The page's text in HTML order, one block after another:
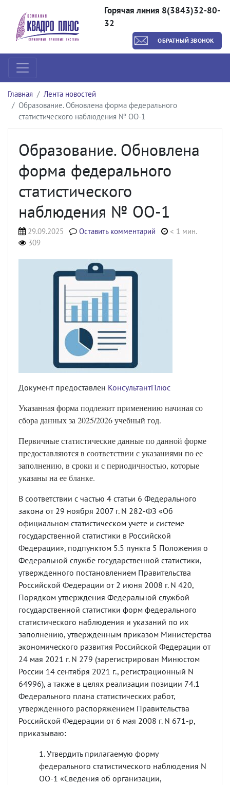
Горячая линия 8(3843)32-80-
32
ОБРАТНЫЙ ЗВОНОК
Главная
Лента новостей
Образование. Обновлена форма федерального
статистического наблюдения № ОО-1
Образование. Обновлена
форма федерального
статистического
наблюдения № ОО-1
29.09.2025 Оставить комментарий
< 1 мин.
309
Документ предоставлен КонсультантПлюс
Указанная форма подлежит применению начиная со
сбора данных за 2025/2026 учебный год.
Первичные статистические данные по данной форме
предоставляются в соответствии с указаниями по ее
заполнению, в сроки и с периодичностью, которые
указаны на ее бланке.
В соответствии с частью 4 статьи 6 Федерального
закона от 29 ноября 2007 г. N 282-ФЗ «Об
официальном статистическом учете и системе
государственной статистики в Российской
Федерации», подпунктом 5.5 пункта 5 Положения о
Федеральной службе государственной статистики,
утвержденного постановлением Правительства
Российской Федерации от 2 июня 2008 г. N 420,
Порядком утверждения Федеральной службой
государственной статистики форм федерального
статистического наблюдения и указаний по их
заполнению, утвержденным приказом Министерства
экономического развития Российской Федерации от
24 мая 2021 г. N 279 (зарегистрирован Минюстом
России 14 сентября 2021 г., регистрационный N
64996), а также в целях реализации позиции 74.1
Федерального плана статистических работ,
утвержденного распоряжением Правительства
Российской Федерации от 6 мая 2008 г. N 671-р,
приказываю:
Утвердить прилагаемую форму
федерального статистического наблюдения N
ОО-1 «Сведения об организации,